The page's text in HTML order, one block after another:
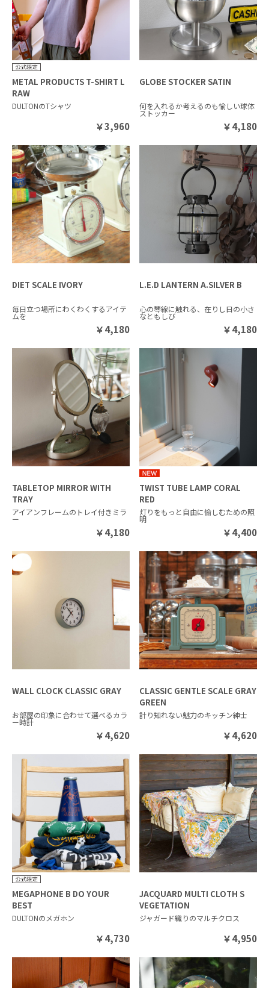
METAL PRODUCTS T-SHIRT L
RAW
DULTONのTシャツ
￥3,960
GLOBE STOCKER SATIN
何を入れるか考えるのも愉しい球体
ストッカー
￥4,180
DIET SCALE IVORY
毎日立つ場所にわくわくするアイテ
ムを
￥4,180
L.E.D LANTERN A.SILVER B
心の琴線に触れる、在りし日の小さ
なともしび
￥4,180
TABLETOP MIRROR WITH
TRAY
アイアンフレームのトレイ付きミラ
ー
￥4,180
TWIST TUBE LAMP CORAL
RED
灯りをもっと自由に愉しむための照
明
￥4,400
WALL CLOCK CLASSIC GRAY
お部屋の印象に合わせて選べるカラ
ー時計
￥4,620
CLASSIC GENTLE SCALE GRAY
GREEN
計り知れない魅力のキッチン紳士
￥4,620
MEGAPHONE B DO YOUR
BEST
DULTONのメガホン
￥4,730
JACQUARD MULTI CLOTH S
VEGETATION
ジャガード織りのマルチクロス
￥4,950